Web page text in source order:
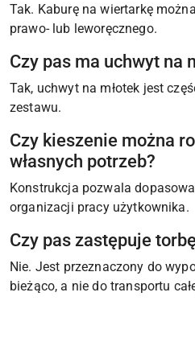
Tak. Kaburę na wiertarkę
prawo- lub leworęcznego.
Czy pas ma uchwyt na
Tak, uchwyt na młotek jest
zestawu.
Czy kieszenie można
własnych potrzeb?
Konstrukcja pozwala
organizacji pracy użytkownika.
Czy pas zastępuje
Nie. Jest przeznaczony do
bieżąco, a nie do transportu